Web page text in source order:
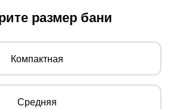
размер бани
Компактная
Средняя